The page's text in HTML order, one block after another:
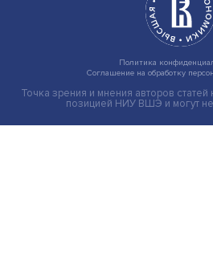
Рост маркетплейсов в
одним из ключевых
потребительского
площадках за два года